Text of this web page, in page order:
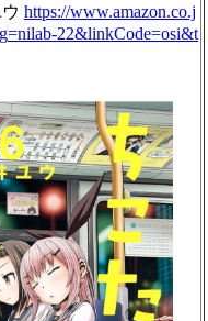
https://www.amazon.co.j
=nilab-22&linkCode=osi&t